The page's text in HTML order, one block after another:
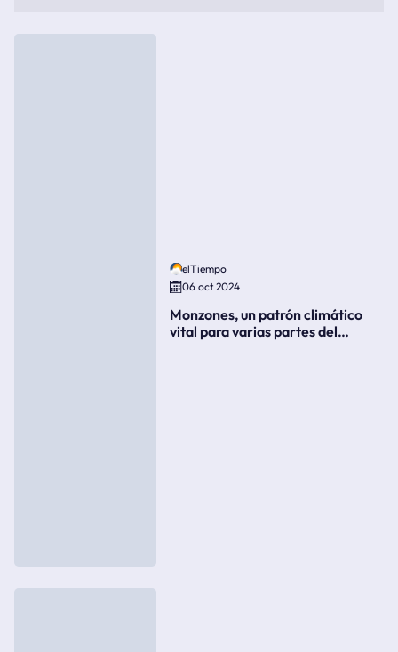
elTiempo
06 oct 2024
Monzones, un patrón climático
vital para varias partes del